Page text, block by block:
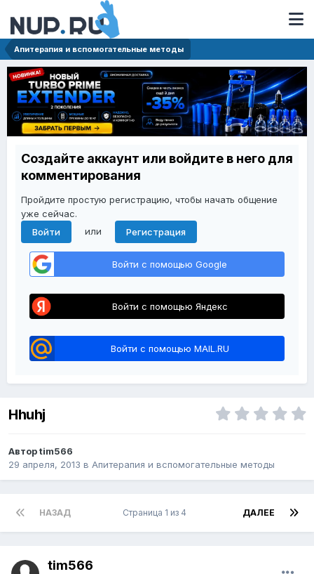
Апитерапия и вспомогательные методы
Создайте аккаунт или войдите в него для
комментирования
Пройдите простую регистрацию, чтобы начать общение
уже сейчас.
Войти
или Регистрация
Войти с помощью Google
Войти с помощью Яндекс
Войти с помощью MAIL.RU
Hhuhj
Автор tim566
29 апреля, 2013 в Апитерапия и вспомогательные методы
НАЗАД ДАЛЕЕ
Страница 1 из 4
tim566